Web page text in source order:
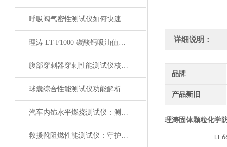
呼吸阀气密性测试仪如何快速判断呼吸阀是否失效？
理涛 LT-F1000 碳酸钙吸油值测试仪 介绍说明
腹部穿刺器穿刺性能测试仪核心测试指标：穿刺力、峰值力、穿透力解析
球囊综合性能测试仪功能解析：额定爆破压（RBP）、顺应性、疲劳强度
汽车内饰水平燃烧测试仪：测试步骤、试样制备与结果判读
救援靴阻燃性能测试仪：守护救援人员足部安全的检测装备
详细说明：
品牌
产品新旧
理涛固体颗粒化学
LT-